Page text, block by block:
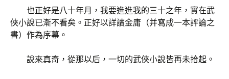
也正好是八十年月，我要進進我的三十之年，實在武
俠小說已漸不看矣。正好以詳讀金庸（并寫成一本評論之
書）作為序幕。
說來真奇，從那以后，一切的武俠小說皆再未拾起。